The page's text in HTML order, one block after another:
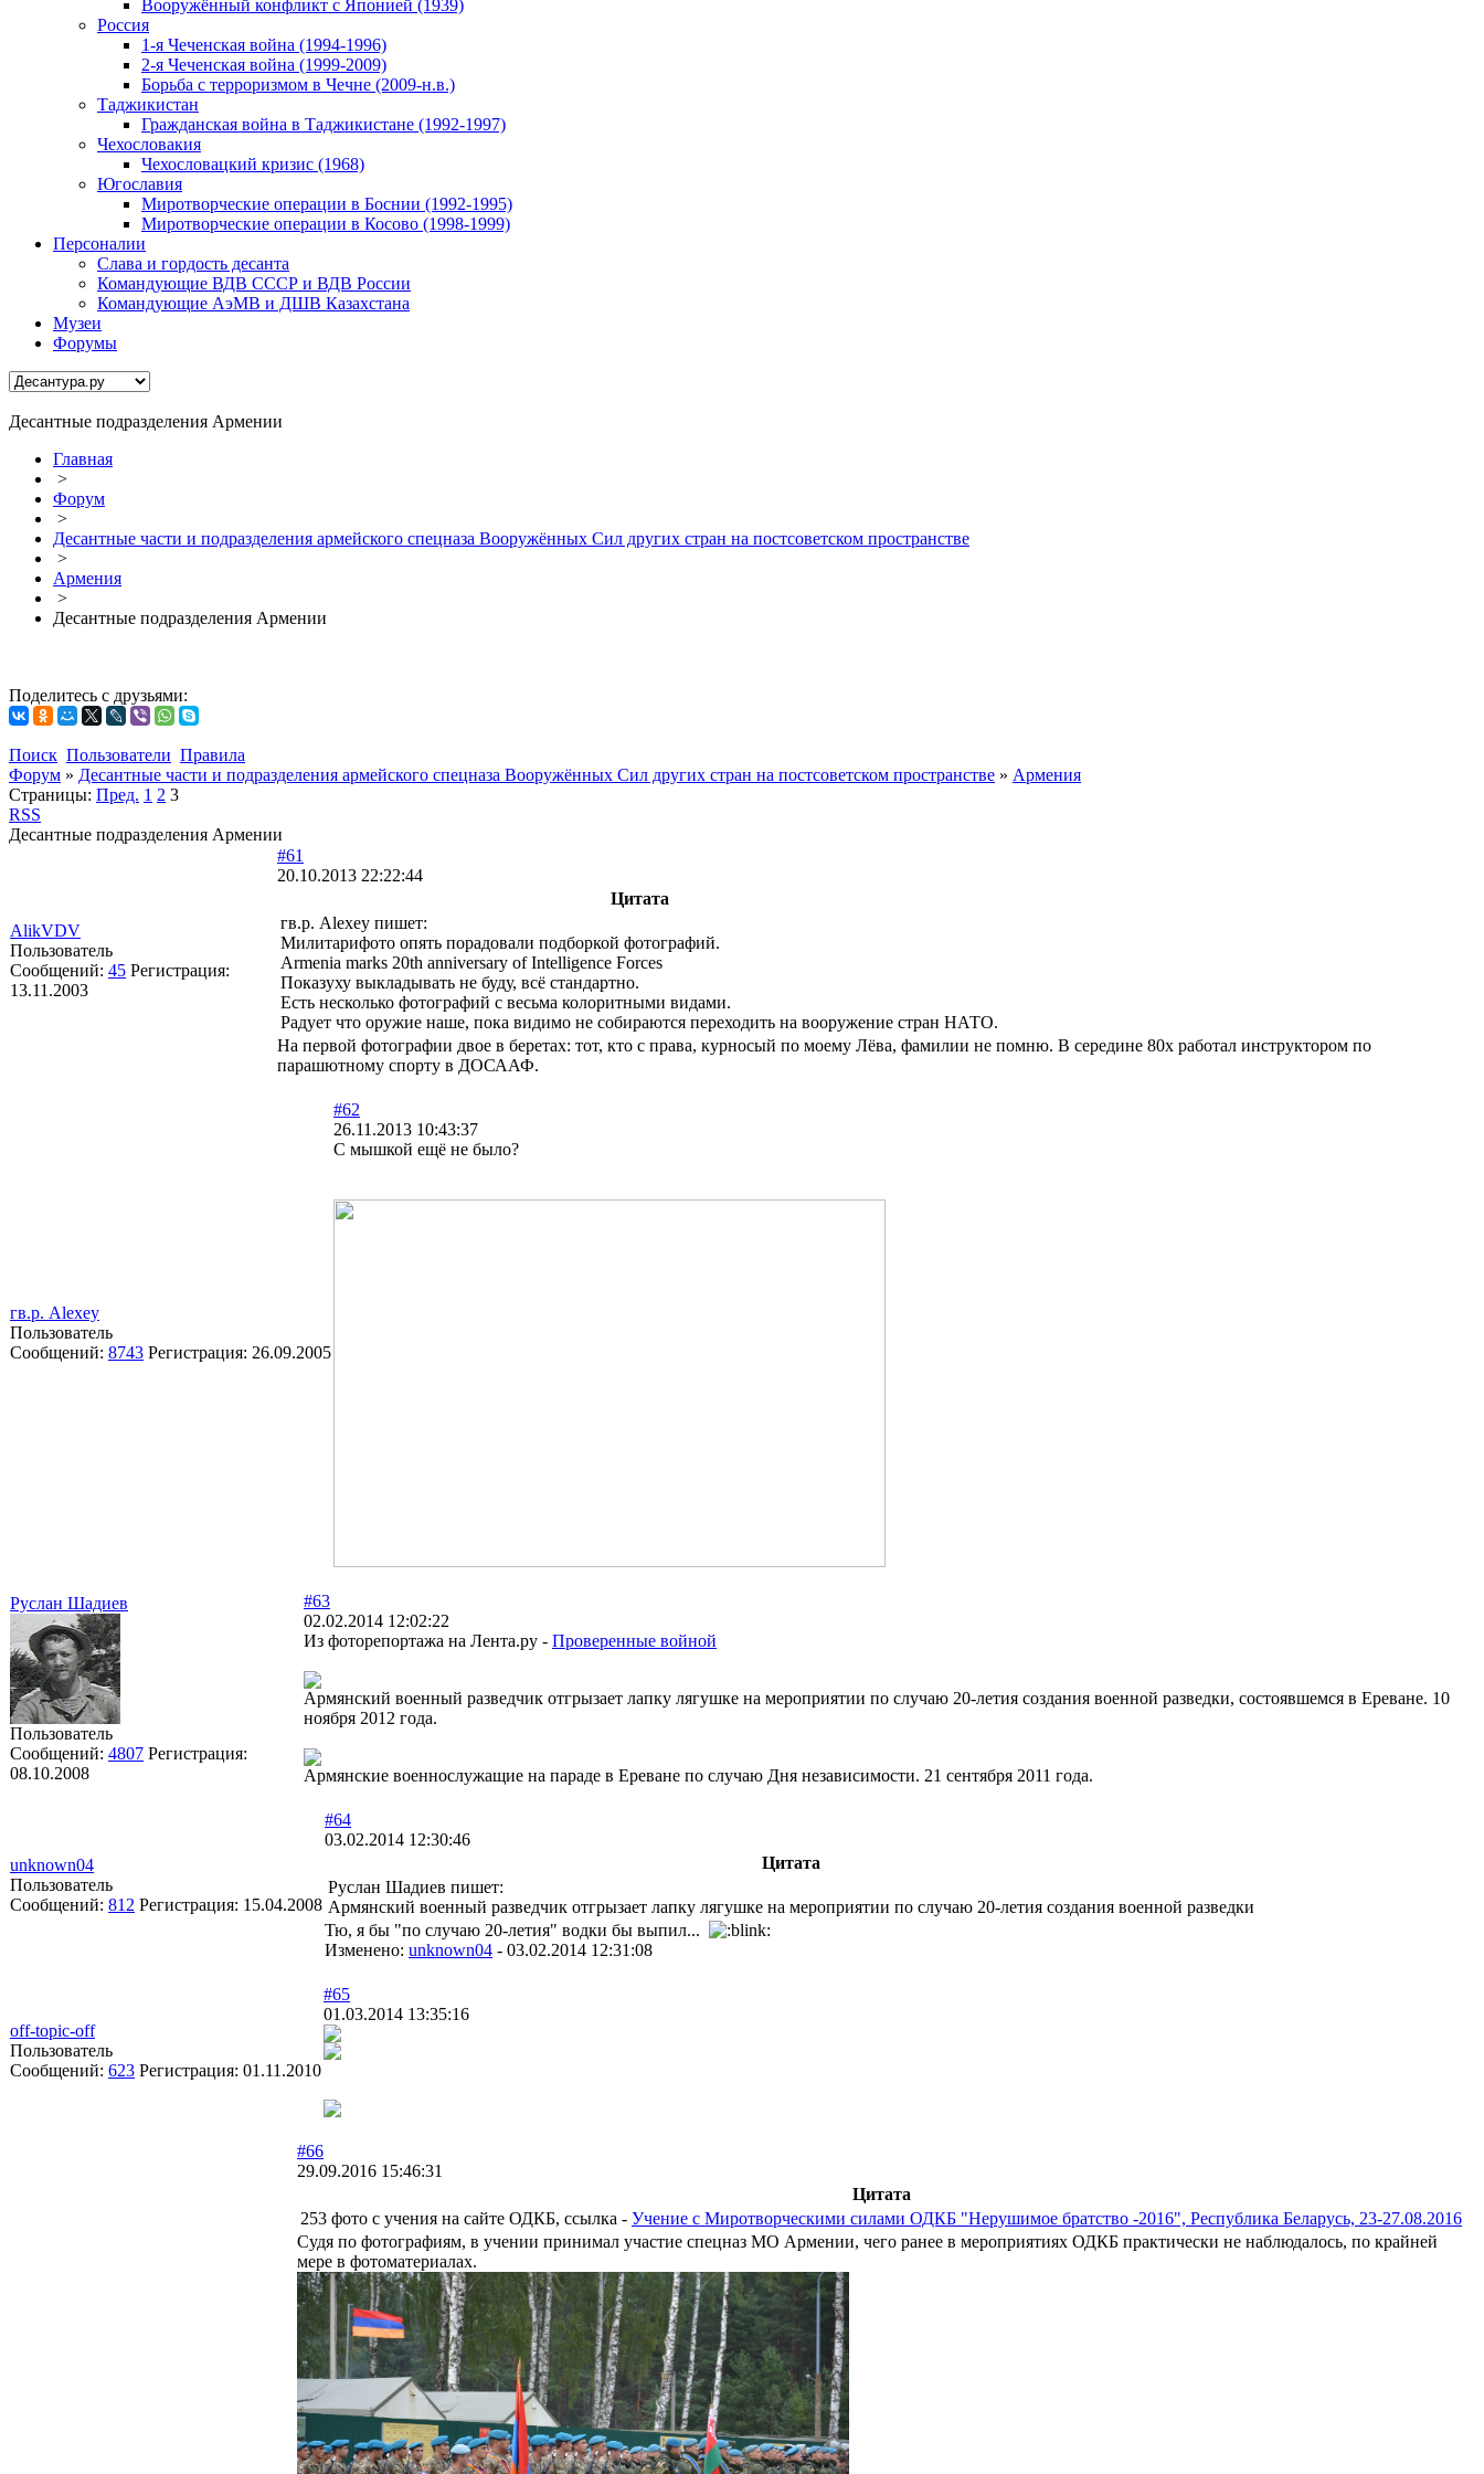
Вооружённый конфликт с Японией (1939)
Россия
1-я Чеченская война (1994-1996)
2-я Чеченская война (1999-2009)
Борьба с терроризмом в Чечне (2009-н.в.)
Таджикистан
Гражданская война в Таджикистане (1992-1997)
Чехословакия
Чехословацкий кризис (1968)
Югославия
Миротворческие операции в Боснии (1992-1995)
Миротворческие операции в Косово (1998-1999)
Персоналии
Слава и гордость десанта
Командующие ВДВ СССР и ВДВ России
Командующие АэМВ и ДШВ Казахстана
Музеи
Форумы
Десантные подразделения Армении
Главная
>
Форум
>
Десантные части и подразделения армейского спецназа Вооружённых Сил других стран на постсоветском пространстве
>
Армения
>
Десантные подразделения Армении
Поделитесь с друзьями:
Поиск Пользователи Правила
Форум » Десантные части и подразделения армейского спецназа Вооружённых Сил других стран на постсоветском пространстве » Армения
Страницы: Пред. 1 2 3
RSS
Десантные подразделения Армении
AlikVDV
Пользователь
Сообщений: 45 Регистрация:
13.11.2003
#61
20.10.2013 22:22:44
Цитата
гв.р. Alexey пишет:
Милитарифото опять порадовали подборкой фотографий.
Armenia marks 20th anniversary of Intelligence Forces
Показуху выкладывать не буду, всё стандартно.
Есть несколько фотографий с весьма колоритными видами.
Радует что оружие наше, пока видимо не собираются переходить на вооружение стран НАТО.
На первой фотографии двое в беретах: тот, кто с права, курносый по моему Лёва, фамилии не помню. В середине 80х работал инструктором по
парашютному спорту в ДОСААФ.
гв.р. Alexey
Пользователь
Сообщений: 8743 Регистрация: 26.09.2005
#62
26.11.2013 10:43:37
С мышкой ещё не было?
Руслан Шадиев
Пользователь
Сообщений: 4807 Регистрация:
08.10.2008
#63
02.02.2014 12:02:22
Из фоторепортажа на Лента.ру - Проверенные войной
Армянский военный разведчик отгрызает лапку лягушке на мероприятии по случаю 20-летия создания военной разведки, состоявшемся в Ереване. 10
ноября 2012 года.
Армянские военнослужащие на параде в Ереване по случаю Дня независимости. 21 сентября 2011 года.
unknown04
Пользователь
Сообщений: 812 Регистрация: 15.04.2008
#64
03.02.2014 12:30:46
Цитата
Руслан Шадиев пишет:
Армянский военный разведчик отгрызает лапку лягушке на мероприятии по случаю 20-летия создания военной разведки
Тю, я бы "по случаю 20-летия" водки бы выпил...
Изменено: unknown04 - 03.02.2014 12:31:08
off-topic-off
Пользователь
Сообщений: 623 Регистрация: 01.11.2010
#65
01.03.2014 13:35:16
#66
29.09.2016 15:46:31
Цитата
253 фото с учения на сайте ОДКБ, ссылка - Учение с Миротворческими силами ОДКБ "Нерушимое братство -2016", Республика Беларусь, 23-27.08.2016
Судя по фотографиям, в учении принимал участие спецназ МО Армении, чего ранее в мероприятиях ОДКБ практически не наблюдалось, по крайней
мере в фотоматериалах.